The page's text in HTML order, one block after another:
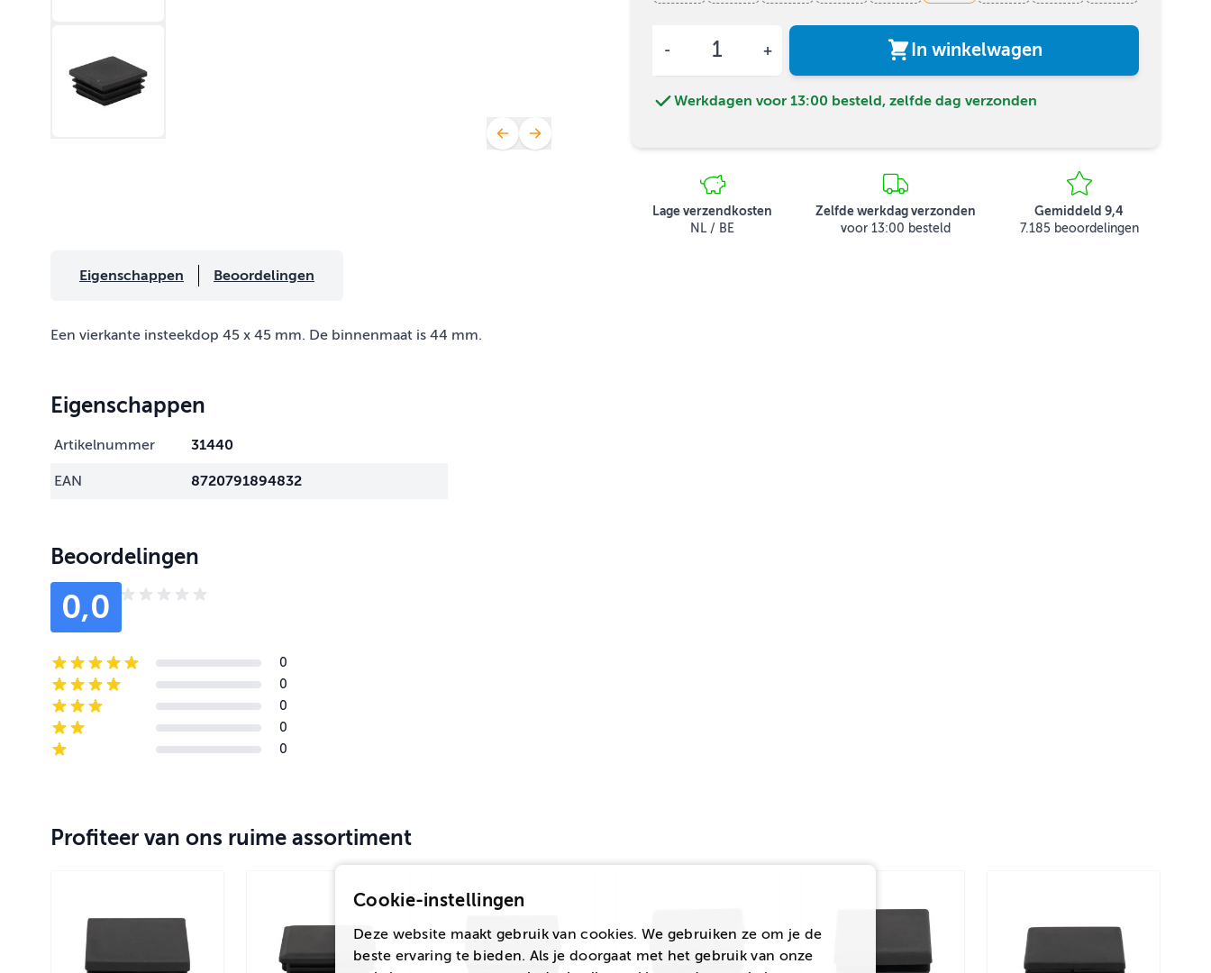
In winkelwagen
Werkdagen voor 13:00 besteld, zelfde dag verzonden
Lage verzendkosten
NL / BE
Zelfde werkdag verzonden
voor 13:00 besteld
Gemiddeld 9,4
7.185 beoordelingen
Eigenschappen Beoordelingen
Een vierkante insteekdop 45 x 45 mm. De binnenmaat is 44 mm.
Eigenschappen
Artikelnummer 31440
EAN 8720791894832
Beoordelingen
0,0
5-star reviews
0
4-star reviews
0
3-star reviews
0
2-star reviews
0
1-star reviews
0
Profiteer van ons ruime assortiment
Cookie-instellingen
Deze website maakt gebruik van cookies. We gebruiken ze om je de
beste ervaring te bieden. Als je doorgaat met het gebruik van onze